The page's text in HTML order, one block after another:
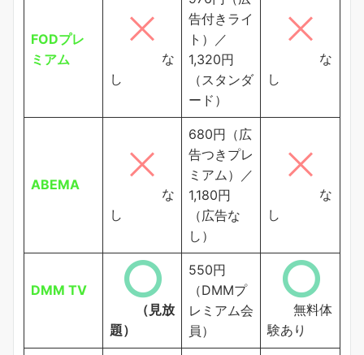
FODプレ
ミアム
な
し
告付きライ
ト）／
1,320円
（スタンダ
ード）
な
し
ABEMA
な
し
680円（広
告つきプレ
ミアム）／
1,180円
（広告な
し）
な
し
DMM TV
（見放
題）
550円
（DMMプ
レミアム会
員）
無料体
験あり